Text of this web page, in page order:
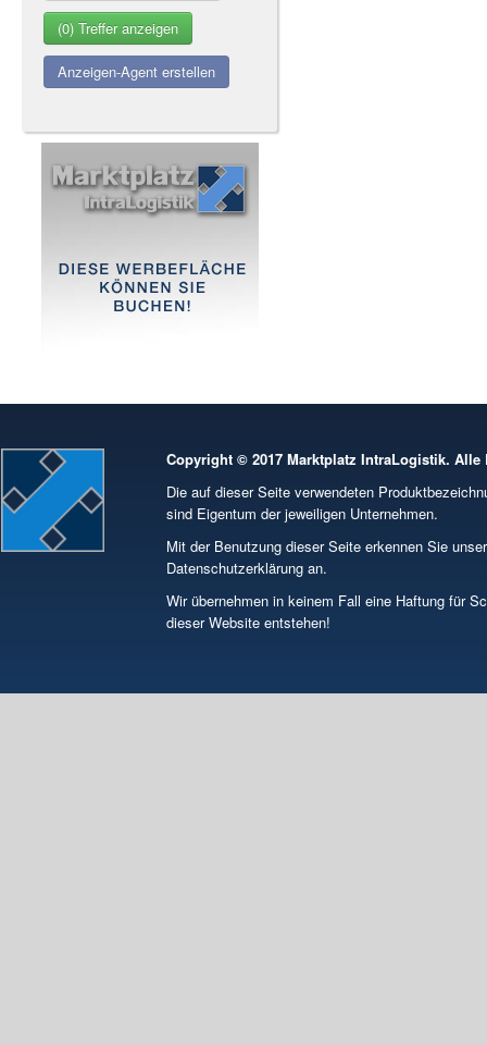
Anzeigen-Agent erstellen
Copyright © 2017 Marktplatz IntraLogistik. Alle
Die auf dieser Seite verwendeten
sind Eigentum der jeweiligen Unternehmen.
Mit der Benutzung dieser Seite erkennen Sie
Datenschutzerklärung an.
Wir übernehmen in keinem Fall eine Haftung für
dieser Website entstehen!